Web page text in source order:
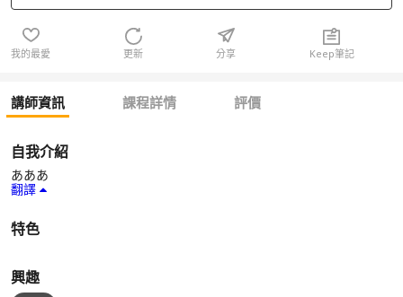
我的最愛 更新 分享 Keep筆記
講師資訊 課程詳情 評價
自我介紹
あああ
翻譯
特色
興趣